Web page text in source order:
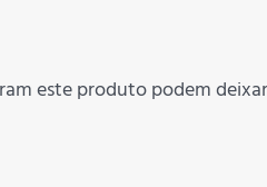
este produto podem